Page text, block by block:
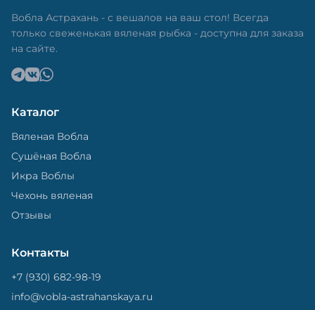
Вобла Астрахань - с вешалов на ваш стол! Всегда
только свеженькая вяленая рыбка - доступна для заказа
на сайте.
Каталог
Вяленая Вобла
Сушёная Вобла
Икра Воблы
Чехонь вяленая
Отзывы
Контакты
+7 (930) 682-98-19
info@vobla-astrahanskaya.ru